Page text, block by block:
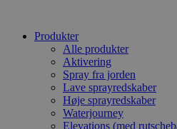
Produkter
Alle produkter
Aktivering
Spray fra jorden
Lave sprayredskaber
Høje sprayredskaber
Waterjourney
Elevations (med